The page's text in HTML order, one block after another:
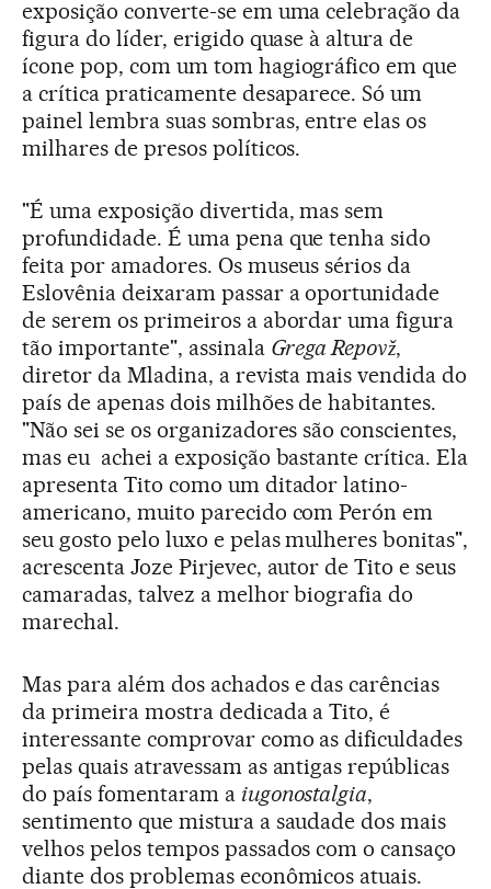
exposição converte-se em uma celebração da
figura do líder, erigido quase à altura de
ícone pop, com um tom hagiográfico em que
a crítica praticamente desaparece. Só um
painel lembra suas sombras, entre elas os
milhares de presos políticos.
"É uma exposição divertida, mas sem
profundidade. É uma pena que tenha sido
feita por amadores. Os museus sérios da
Eslovênia deixaram passar a oportunidade
de serem os primeiros a abordar uma figura
tão importante", assinala Grega Repovž,
diretor da Mladina, a revista mais vendida do
país de apenas dois milhões de habitantes.
"Não sei se os organizadores são conscientes,
mas eu achei a exposição bastante crítica. Ela
apresenta Tito como um ditador latino-
americano, muito parecido com Perón em
seu gosto pelo luxo e pelas mulheres bonitas",
acrescenta Joze Pirjevec, autor de Tito e seus
camaradas, talvez a melhor biografia do
marechal.
Mas para além dos achados e das carências
da primeira mostra dedicada a Tito, é
interessante comprovar como as dificuldades
pelas quais atravessam as antigas repúblicas
do país fomentaram a iugonostalgia,
sentimento que mistura a saudade dos mais
velhos pelos tempos passados com o cansaço
diante dos problemas econômicos atuais.